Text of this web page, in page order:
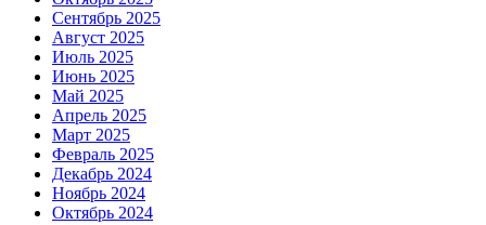
Сентябрь 2025
Август 2025
Июль 2025
Июнь 2025
Май 2025
Апрель 2025
Март 2025
Февраль 2025
Декабрь 2024
Ноябрь 2024
Октябрь 2024